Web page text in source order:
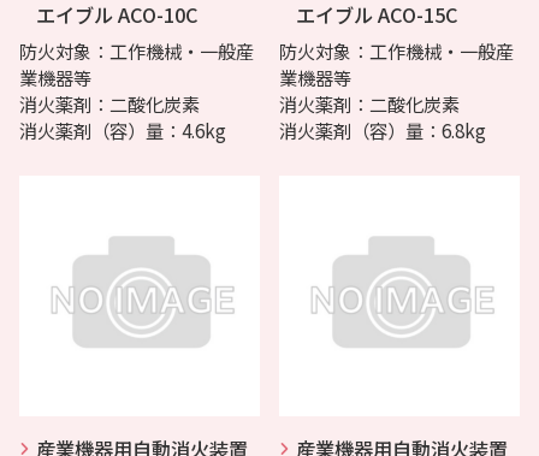
エイブル ACO-10C
防火対象：工作機械・一般産
業機器等
消火薬剤：二酸化炭素
消火薬剤（容）量：4.6kg
エイブル ACO-15C
防火対象：工作機械・一般産
業機器等
消火薬剤：二酸化炭素
消火薬剤（容）量：6.8kg
産業機器用自動消火装置
産業機器用自動消火装置